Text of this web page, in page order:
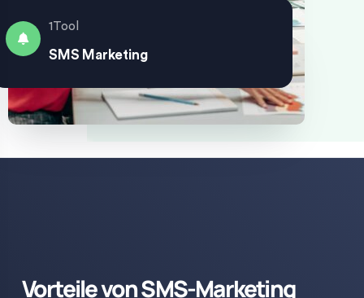
1Tool
SMS Marketing
Vorteile von SMS-Marketing